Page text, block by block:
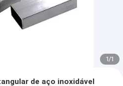
1/1
de aço inoxidável